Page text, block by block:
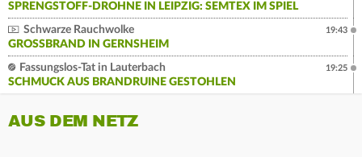
SPRENGSTOFF-DROHNE IN LEIPZIG: SEMTEX IM SPIEL
Schwarze Rauchwolke
GROSSBRAND IN GERNSHEIM
19:43
Fassungslos-Tat in Lauterbach
SCHMUCK AUS BRANDRUINE GESTOHLEN
19:25
AUS DEM NETZ